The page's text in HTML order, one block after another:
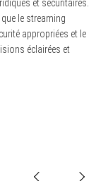
et sécuritaires.
le streaming
appropriées et le
éclairées et